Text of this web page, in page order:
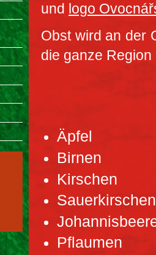
und logo
Obst wird an der
die ganze
Äpfel
Birnen
Kirschen
Sauerkirschen
Pflaumen